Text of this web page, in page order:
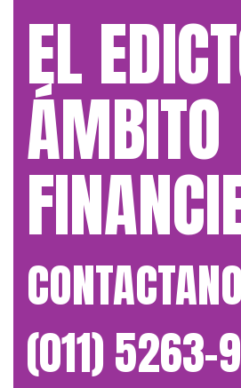
EL
ÁMBITO
(011) 5263-